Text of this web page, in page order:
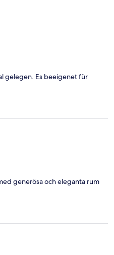
gelegen. Es beeigenet für
generösa och eleganta rum